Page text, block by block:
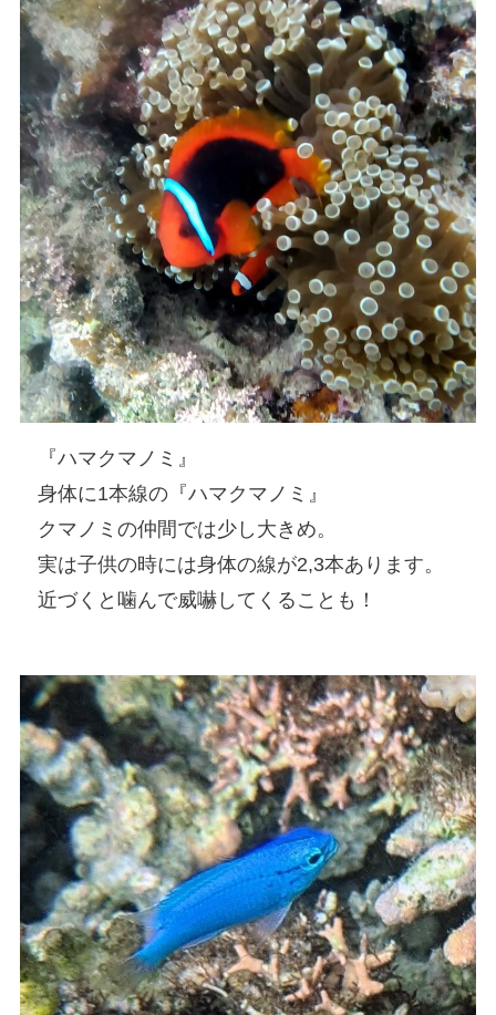
『ハマクマノミ』
身体に1本線の『ハマクマノミ』
クマノミの仲間では少し大きめ。
実は子供の時には身体の線が2,3本あります。
近づくと噛んで威嚇してくることも！